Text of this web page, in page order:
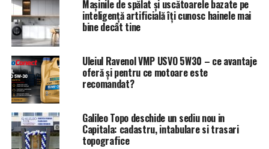
#CCR
https://www.ccr.ro/files/products/decizia_91.pdf
ArticolulCCR a mai batut un cui in cosciugul securistoid
gandit de Maior-Coldea-Kovesi
Ziarul Incisiv de Prahova
ARTICOLE PE ACEIASI TEMA: PRIMA
Mașinile de spălat și uscătoarele bazate pe
inteligență artificială îți cunosc hainele mai
bine decât tine
Uleiul Ravenol VMP USVO 5W30 – ce avantaje
oferă și pentru ce motoare este
recomandat?
Galileo Topo deschide un sediu nou in
Capitala: cadastru, intabulare si trasari
topografice